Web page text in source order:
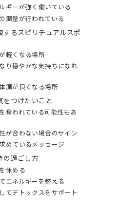
ギーが強く働いている
調整が行われている
するスピリチュアルスポ
軽くなる場所
り穏やかな気持ちになれ
調が良くなる場所
をつけたいこと
奪われている可能性もあ
が合わない場合のサイン
めているメッセージ
の過ごし方
休める
エネルギーを整える
てデトックスをサポート